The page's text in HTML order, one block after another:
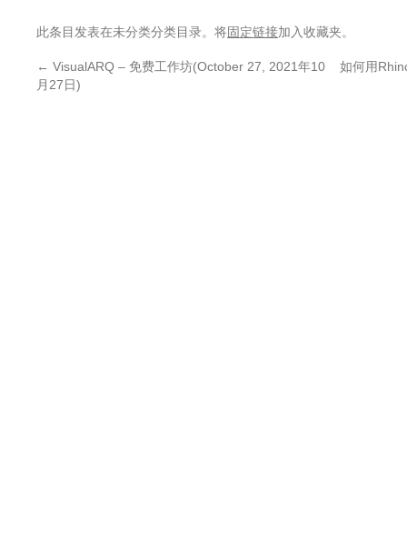
此条目发表在未分类分类目录。将固定链接加入收藏夹。
← VisualARQ – 免费工作坊(October 27, 2021年10
月27日)
如何用